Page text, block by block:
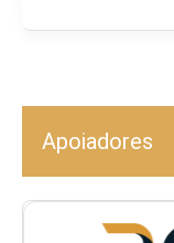
Apoiadores